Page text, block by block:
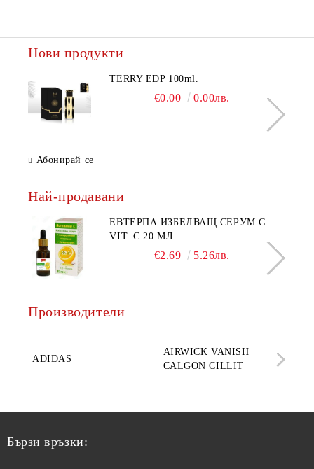
Нови продукти
TERRY EDP 100ml.
€0.00 0.00лв.
Абонирай се
Най-продавани
ЕВТЕРПА ИЗБЕЛВАЩ СЕРУМ С
VIT. C 20 МЛ
€2.69 5.26лв.
Производители
ADIDAS
AIRWICK VANISH
CALGON CILLIT
Бързи връзки: